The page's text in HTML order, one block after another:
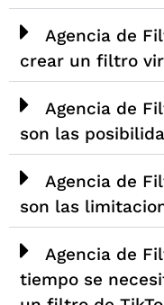
Agencia de
crear un filtro
Agencia de
son las
Agencia de
son las
Agencia de
tiempo se